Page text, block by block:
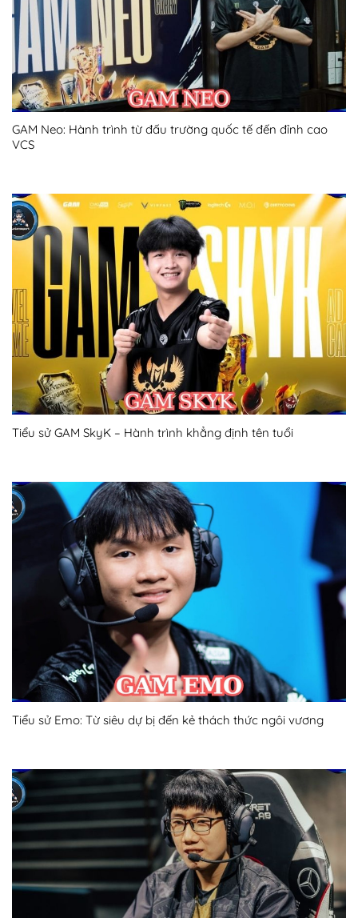
GAM Neo: Hành trình từ đấu trường quốc tế đến đỉnh cao
VCS
Tiểu sử GAM SkyK – Hành trình khẳng định tên tuổi
Tiểu sử Emo: Từ siêu dự bị đến kẻ thách thức ngôi vương